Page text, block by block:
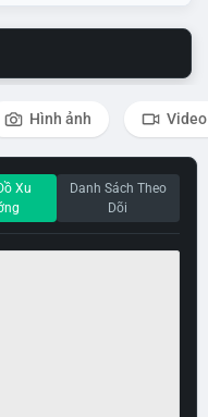
Hình ảnh Video
Xu
Danh Sách Theo
Dõi